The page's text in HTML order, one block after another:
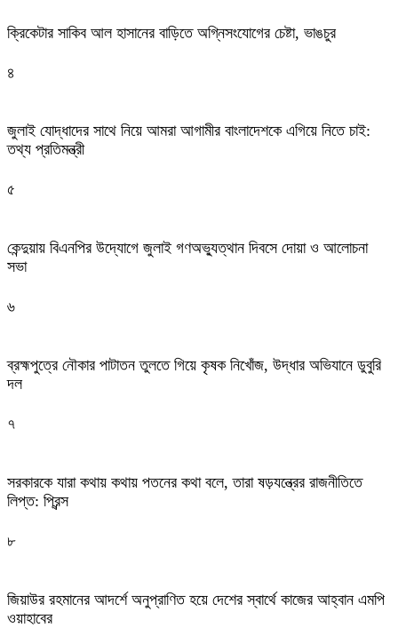
ক্রিকেটার সাকিব আল হাসানের বাড়িতে অগ্নিসংযোগের চেষ্টা, ভাঙচুর
৪
জুলাই যোদ্ধাদের সাথে নিয়ে আমরা আগামীর বাংলাদেশকে এগিয়ে নিতে চাই:
তথ্য প্রতিমন্ত্রী
৫
কেন্দুয়ায় বিএনপির উদ্যোগে জুলাই গণঅভ্যুত্থান দিবসে দোয়া ও আলোচনা
সভা
৬
ব্রহ্মপুত্রে নৌকার পাটাতন তুলতে গিয়ে কৃষক নিখোঁজ, উদ্ধার অভিযানে ডুবুরি
দল
৭
সরকারকে যারা কথায় কথায় পতনের কথা বলে, তারা ষড়যন্ত্রের রাজনীতিতে
লিপ্ত: প্রিন্স
৮
জিয়াউর রহমানের আদর্শে অনুপ্রাণিত হয়ে দেশের স্বার্থে কাজের আহ্বান এমপি
ওয়াহাবের